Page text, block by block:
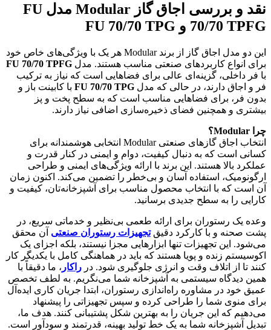
نقد و بررسی اجاق گاز Modular مدل FU
70/70 TPFG و FU 70/70 TPG
این دو مدل اجاق گاز از برند Modular هر یک با ویژگی‌های خاص خود
برای انواع کاربردهای صنعتی مناسب هستند. مدل FU 70/70 TPFG
با فر داخلی، گزینه‌ای عالی برای فضاهایی است که نیاز به ترکیب
فر و اجاق دارند، در حالی که مدل FU 70/70 TPG با کابینت باز و
بدون فر، برای فضاهایی مناسب است که به سطح پخت و پز
بیشتری و همچنین فضای ذخیره‌سازی اضافی نیاز دارند.
چرا
؟
انتخاب اجاق گازهای صنعتی Modular انتخابی هوشمندانه برای
کسانی است که به دنبال کیفیت، دوام و ایمنی در کنار قدرت و
عملکرد بالا هستند. این برند با ارائه ویژگی‌های ایمنی و طراحی
ارگونومیک، استفاده آسان و بی‌خطر را تضمین می‌کند. اکنون زمان
آن است که با انتخاب محصول مناسب برای آشپزخانه‌تان، کیفیت و
کارایی را به سطح جدیدی برسانید.
وعده یک رستوران برای ارائه طعمی بی‌نظیر و خدماتی سریع، در
پشت صحنه و با کارکرد دقیقتجهیزات رستوران صنعتی آن محقق
می‌شود. این تجهیزات تنها ابزارهایی مجزا نیستند، بلکه اجزای یک
اکوسیستم زنده و پویا هستند که باید در هماهنگی کامل با یکدیگر کار
کنند تا از اتلاف وقت و انرژی جلوگیری شود. در راکار ، ما دقیقاً با
همین دیدگاه سیستمی به آشپزخانه شما می‌نگریم. به لطف تخصص
عمیق خود در مشاوره راه‌اندازی رستوران، ابتدا جریان کاری ایده‌آل
برای منوی شما را طراحی کرده و سپس تجهیزاتی را پیشنهاد
می‌دهیم که این جریان را به بهترین شکل پشتیبانی کنند. هدف ما،
تبدیل آشپزخانه شما به یک خط تولید بهینه، قدرتمند و سودآور است.